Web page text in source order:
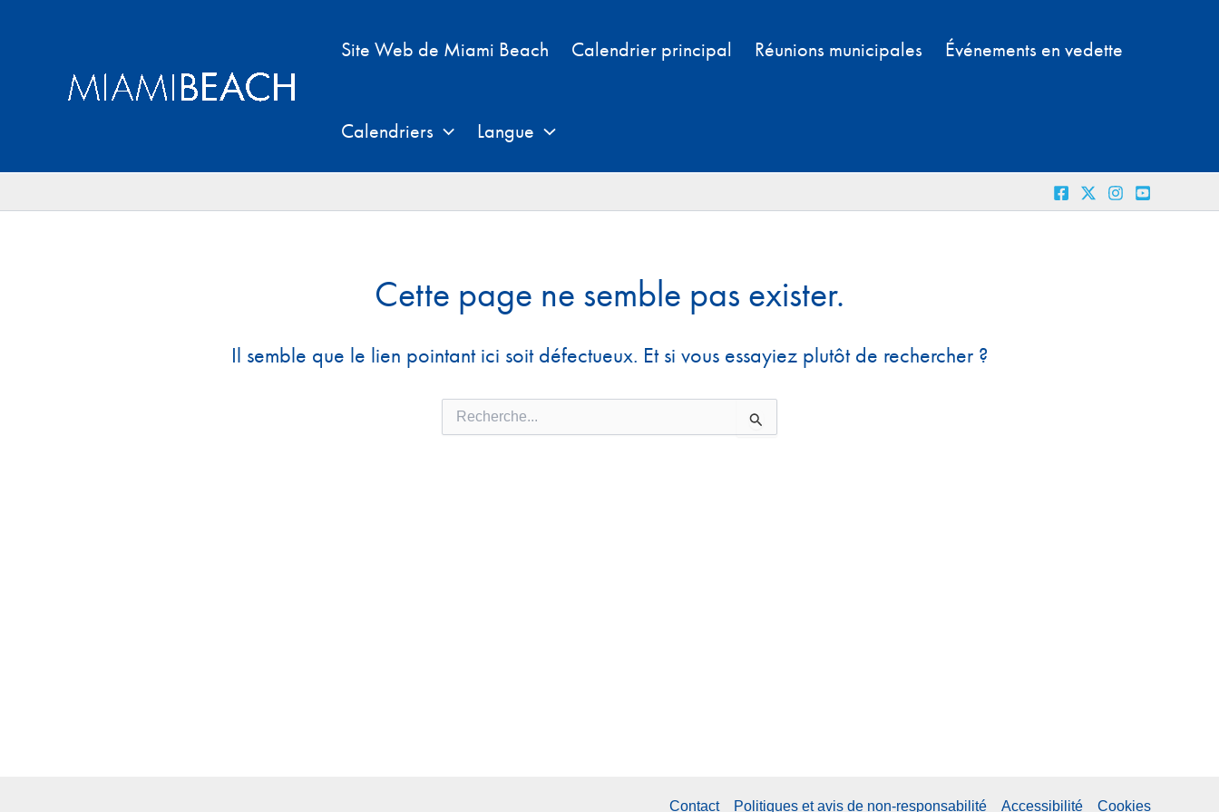
Site Web de Miami Beach Calendrier principal Réunions municipales Événements en vedette
Calendriers Langue
Cette page ne semble pas exister.
Il semble que le lien pointant ici soit défectueux. Et si vous essayiez plutôt de rechercher ?
Contact Politiques et avis de non-responsabilité Accessibilité Cookies